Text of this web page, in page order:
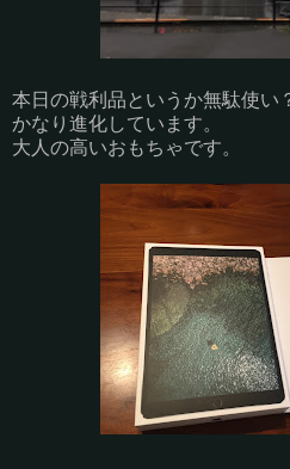
本日の戦利品というか無駄使い
かなり進化しています。
大人の高いおもちゃです。